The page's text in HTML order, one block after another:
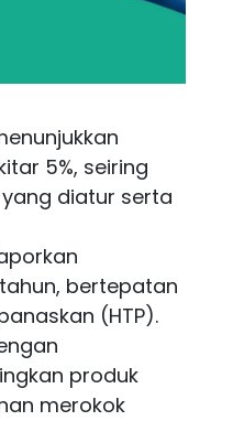
5%, seiring
diatur serta
bertepatan
(HTP).
produk
merokok